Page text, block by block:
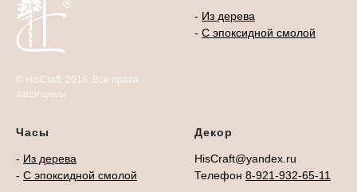
© HisCraft. 2016. Все права
защищены
- Из дерева
- С эпоксидной смолой
Часы
- Из дерева
- С эпоксидной смолой
Декор
HisCraft@yandex.ru
Телефон 8-921-932-65-11